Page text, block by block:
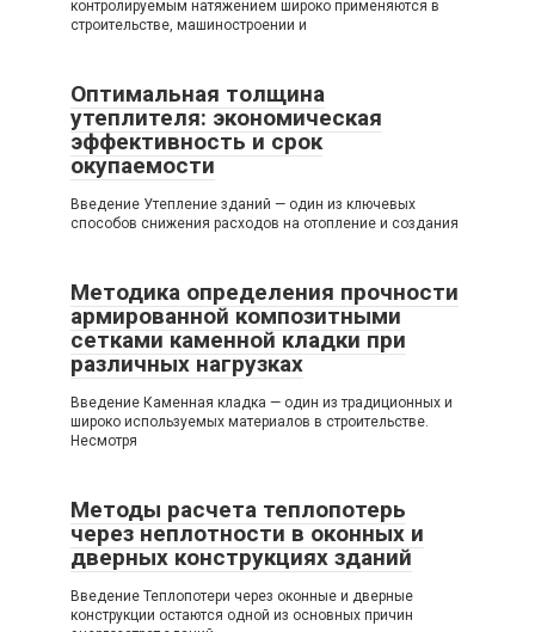
контролируемым натяжением широко применяются в
строительстве, машиностроении и
Оптимальная толщина
утеплителя: экономическая
эффективность и срок
окупаемости
Введение Утепление зданий — один из ключевых
способов снижения расходов на отопление и создания
Методика определения прочности
армированной композитными
сетками каменной кладки при
различных нагрузках
Введение Каменная кладка — один из традиционных и
широко используемых материалов в строительстве.
Несмотря
Методы расчета теплопотерь
через неплотности в оконных и
дверных конструкциях зданий
Введение Теплопотери через оконные и дверные
конструкции остаются одной из основных причин